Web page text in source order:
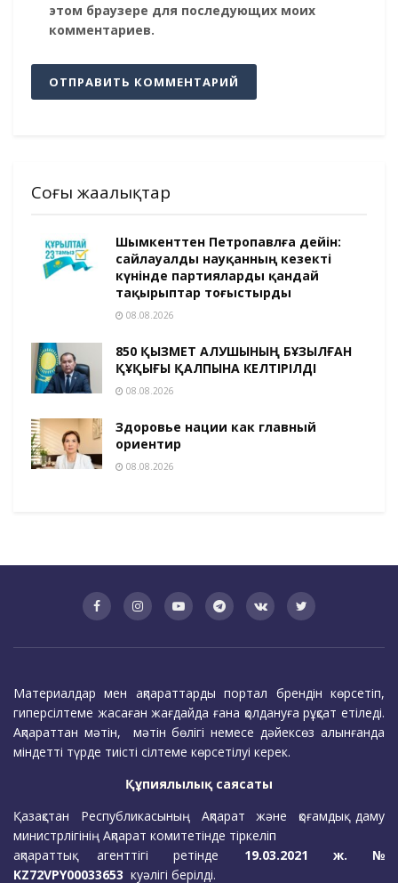
этом браузере для последующих моих
комментариев.
Соңғы жаңалықтар
Шымкенттен Петропавлға дейін:
сайлауалды науқанның кезекті
күнінде партияларды қандай
тақырыптар тоғыстырды
08.08.2026
850 ҚЫЗМЕТ АЛУШЫНЫҢ БҰЗЫЛҒАН
ҚҰҚЫҒЫ ҚАЛПЫНА КЕЛТІРІЛДІ
08.08.2026
Здоровье нации как главный
ориентир
08.08.2026
Материалдар мен ақпараттарды портал брендін көрсетіп,
гиперсілтеме жасаған жағдайда ғана қолдануға рұқсат етіледі.
Ақпараттан мәтін, мәтін бөлігі немесе дәйексөз алынғанда
міндетті түрде тиісті сілтеме көрсетілуі керек.
Құпиялылық саясаты
Қазақстан Республикасының Ақпарат және қоғамдық даму
министрлігінің Ақпарат комитетінде тіркеліп
ақпараттық агенттігі ретінде 19.03.2021 ж. №
KZ72VPY00033653 куәлігі берілді.